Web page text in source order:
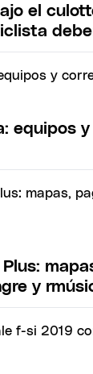
el
equipos
y